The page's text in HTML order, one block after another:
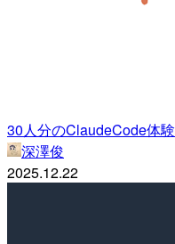
30人分のClaudeCode体
深澤俊
2025.12.22